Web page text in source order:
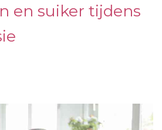
en suiker tijdens